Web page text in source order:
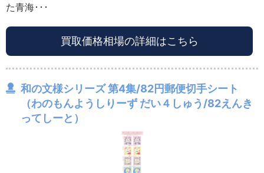
た青海･･･
買取価格相場の詳細はこちら
和の文様シリーズ 第4集/82円郵便切手シート
（わのもんようしりーず だい４しゅう/82えんき
ってしーと）